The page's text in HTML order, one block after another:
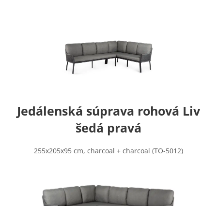
Jedálenská súprava rohová Liv
šedá pravá
255x205x95 cm, charcoal + charcoal (TO-5012)